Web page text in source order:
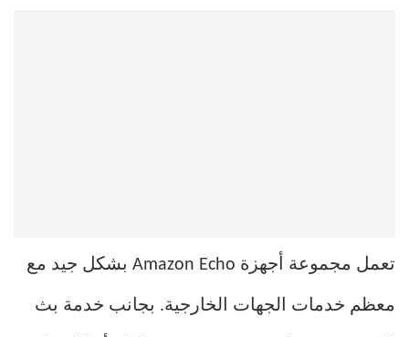
تعمل مجموعة أجهزة Amazon Echo بشكل جيد مع
معظم خدمات الجهات الخارجية. بجانب خدمة بث